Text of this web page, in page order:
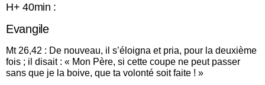
H+ 40min :
Evangile
Mt 26,42 : De nouveau, il s’éloigna et pria, pour la deuxième
fois ; il disait : « Mon Père, si cette coupe ne peut passer
sans que je la boive, que ta volonté soit faite ! »